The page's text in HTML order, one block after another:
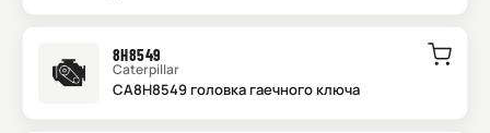
8H8549
Caterpillar
CA8H8549 головка гаечного ключа